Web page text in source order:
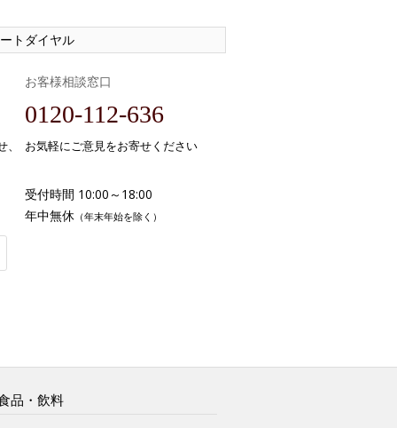
トダイヤル
お客様相談窓口
0120-112-636
お気軽にご意見をお寄せください
受付時間 10:00～18:00
年中無休 （年末年始を除く）
品・飲料